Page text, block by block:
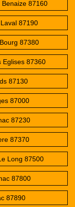
87160
87190
87380
Eglises 87360
87130
87000
87230
87370
Long 87500
87800
87890